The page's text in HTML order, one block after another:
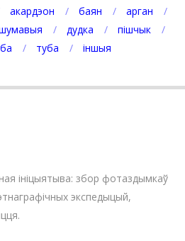
акардэон баян
арган
дудка
пішчык
туба іншыя
ініцыятыва: збор фотаздымкаў
экспедыцый,